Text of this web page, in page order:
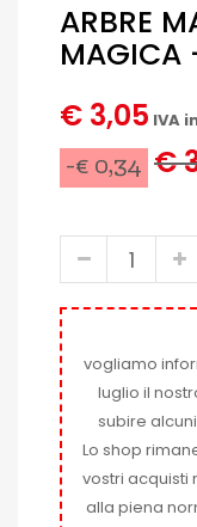
ARBRE
MAGICA
€ 3,05 IVA
-€ 0,34 €
vogliamo
luglio il
subire
Lo shop
vostri acquisti
alla piena